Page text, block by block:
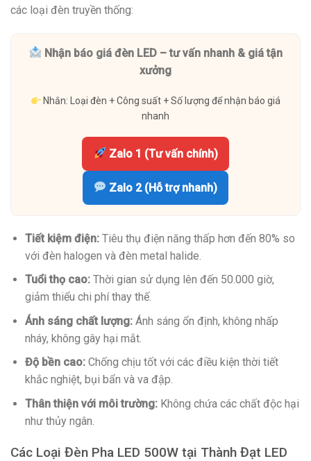
các loại đèn truyền thống:
Nhận báo giá đèn LED – tư vấn nhanh & giá tận
xưởng
Nhắn: Loại đèn + Công suất + Số lượng để nhận báo giá
nhanh
Zalo 1 (Tư vấn chính)
Zalo 2 (Hỗ trợ nhanh)
Tiết kiệm điện:Tiêu thụ điện năng thấp hơn đến 80% so
với đèn halogen và đèn metal halide.
Tuổi thọ cao:Thời gian sử dụng lên đến 50.000 giờ,
giảm thiểu chi phí thay thế.
Ánh sáng chất lượng:Ánh sáng ổn định, không nhấp
nháy, không gây hại mắt.
Độ bền cao:Chống chịu tốt với các điều kiện thời tiết
khắc nghiệt, bụi bẩn và va đập.
Thân thiện với môi trường:Không chứa các chất độc hại
như thủy ngân.
Các Loại Đèn Pha LED 500W tại Thành Đạt LED